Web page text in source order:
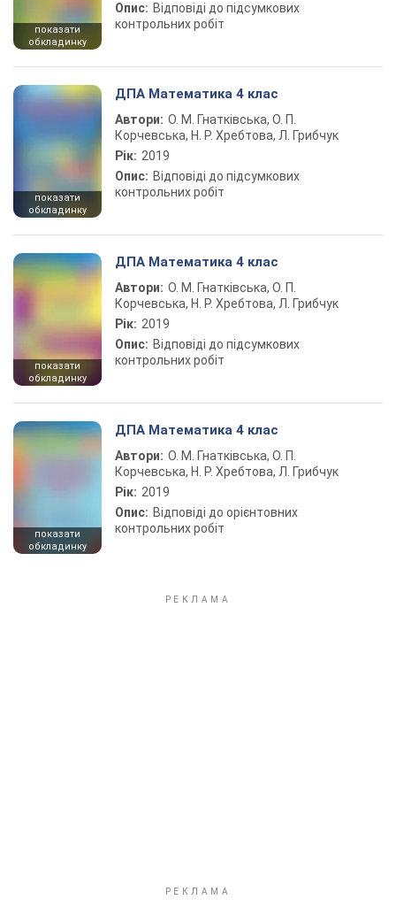
показати
обкладинку
Опис: Відповіді до підсумкових
контрольних робіт
показати
обкладинку
ДПА Математика 4 клас
Автори: О. М. Гнатківська, О. П.
Корчевська, Н. Р. Хребтова, Л. Грибчук
Рік: 2019
Опис: Відповіді до підсумкових
контрольних робіт
показати
обкладинку
ДПА Математика 4 клас
Автори: О. М. Гнатківська, О. П.
Корчевська, Н. Р. Хребтова, Л. Грибчук
Рік: 2019
Опис: Відповіді до підсумкових
контрольних робіт
показати
обкладинку
ДПА Математика 4 клас
Автори: О. М. Гнатківська, О. П.
Корчевська, Н. Р. Хребтова, Л. Грибчук
Рік: 2019
Опис: Відповіді до орієнтовних
контрольних робіт